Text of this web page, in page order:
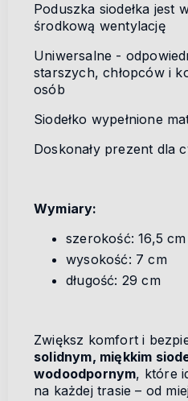
Poduszka siodełka jest
środkową wentylację
Uniwersalne -
starszych, chłopców i
osób
Siodełko wypełnione
Doskonały prezent dla
Wymiary:
szerokość: 16,5 cm
wysokość: 7 cm
długość: 29 cm
Zwiększ komfort i
solidnym, miękkim
wodoodpornym, które
na każdej trasie – od